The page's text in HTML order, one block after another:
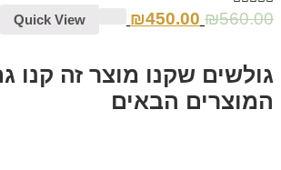
₪560.00
₪450.00
Quick View
גולשים שקנו מוצר זה קנו
המוצרים הבאים